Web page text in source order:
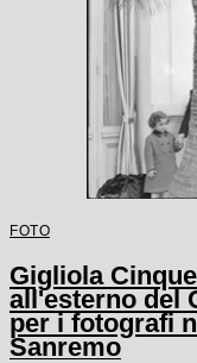
FOTO
Gigliola
all'esterno del
per i fotografi
Sanremo